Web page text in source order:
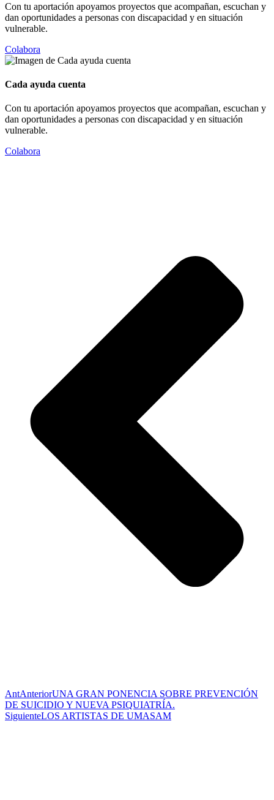
Con tu aportación apoyamos proyectos que acompañan, escuchan y
dan oportunidades a personas con discapacidad y en situación
vulnerable.
Colabora
Cada ayuda cuenta
Con tu aportación apoyamos proyectos que acompañan, escuchan y
dan oportunidades a personas con discapacidad y en situación
vulnerable.
Colabora
AntAnteriorUNA GRAN PONENCIA SOBRE PREVENCIÓN
DE SUICIDIO Y NUEVA PSIQUIATRÍA.
SiguienteLOS ARTISTAS DE UMASAM